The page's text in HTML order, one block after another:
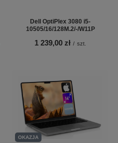
Dell OptiPlex 3080 i5-
10505/16/128M.2/-/W11P
1 239,00 zł / szt.
OKAZJA